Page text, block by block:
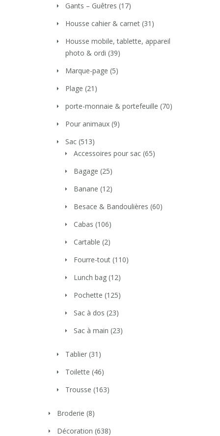
Gants – Guêtres (17)
Housse cahier & carnet (31)
Housse mobile, tablette, appareil
photo & ordi (39)
Marque-page (5)
Plage (21)
porte-monnaie & portefeuille (70)
Pour animaux (9)
Sac (513)
Accessoires pour sac (65)
Bagage (25)
Banane (12)
Besace & Bandoulières (60)
Cabas (106)
Cartable (2)
Fourre-tout (110)
Lunch bag (12)
Pochette (125)
Sac à dos (23)
Sac à main (23)
Tablier (31)
Toilette (46)
Trousse (163)
Broderie (8)
Décoration (638)